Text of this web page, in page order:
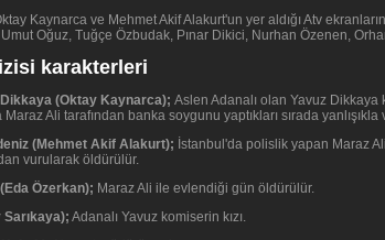
Kaynarca ve Mehmet Akif Alakurt'un yer aldığı Atv
Oğuz, Tuğçe Özbudak, Pınar Dikici, Nurhan Özenen,
karakterleri
Dikkaya (Oktay Kaynarca); Aslen Adanalı olan Yavuz Dikkaya
Ali tarafından banka soygunu yaptıkları sırada yanlışıkla
(Mehmet Akif Alakurt); İstanbul'da polislik yapan Maraz
vurularak öldürülür.
Özerkan); Maraz Ali ile evlendiği gün öldürülür.
Adanalı Yavuz komiserin kızı.